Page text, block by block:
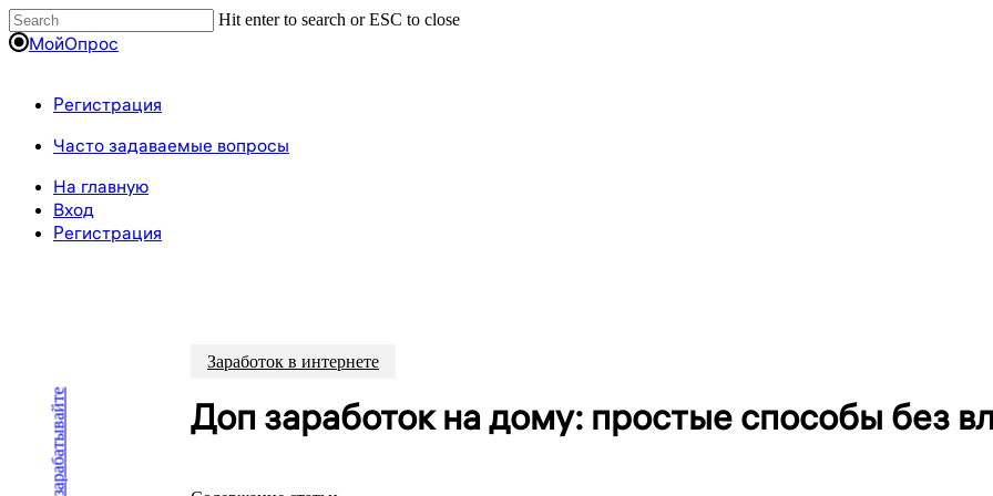
Пропустить
Hit enter to search or ESC to close
CloseМойОпрос
Регистрация
Menu
Часто задаваемые вопросы
На главную
Вход
Регистрация
Заработок в интернете
Доп заработок на дому: простые способы без